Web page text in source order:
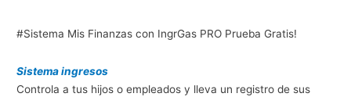
#Sistema Mis Finanzas con IngrGas PRO Prueba Gratis!
Sistema ingresos
Controla a tus hijos o empleados y lleva un registro de sus